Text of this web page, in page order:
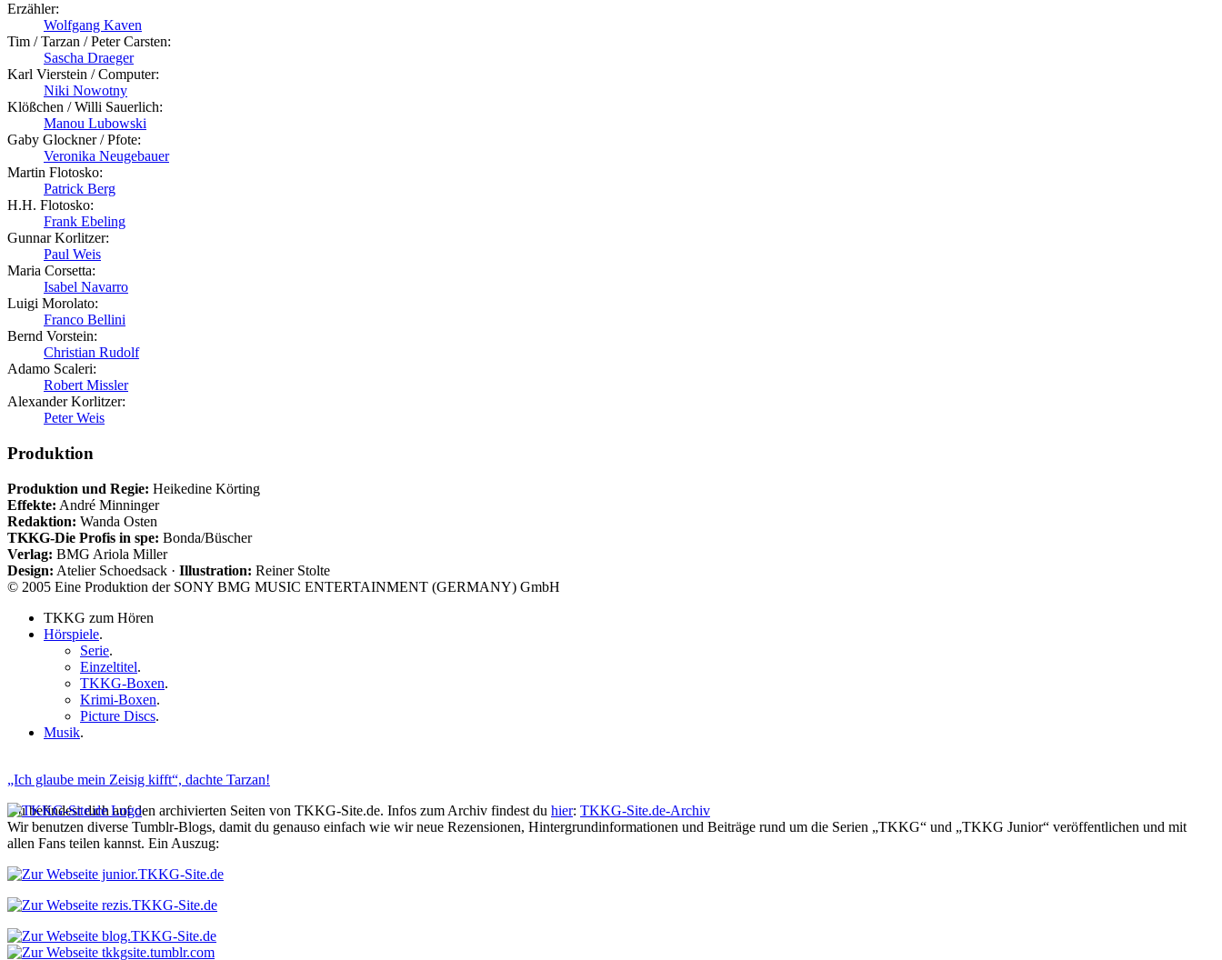
Erzähler:
Wolfgang Kaven
Tim / Tarzan / Peter Carsten:
Sascha Draeger
Karl Vierstein / Computer:
Niki Nowotny
Klößchen / Willi Sauerlich:
Manou Lubowski
Gaby Glockner / Pfote:
Veronika Neugebauer
Martin Flotosko:
Patrick Berg
H.H. Flotosko:
Frank Ebeling
Gunnar Korlitzer:
Paul Weis
Maria Corsetta:
Isabel Navarro
Luigi Morolato:
Franco Bellini
Bernd Vorstein:
Christian Rudolf
Adamo Scaleri:
Robert Missler
Alexander Korlitzer:
Peter Weis
Produktion
Produktion und Regie: Heikedine Körting
Effekte: André Minninger
Redaktion: Wanda Osten
TKKG-Die Profis in spe: Bonda/Büscher
Verlag: BMG Ariola Miller
Design: Atelier Schoedsack · Illustration: Reiner Stolte
© 2005 Eine Produktion der SONY BMG MUSIC ENTERTAINMENT (GERMANY) GmbH
TKKG zum Hören
Hörspiele.
Serie.
Einzeltitel.
TKKG-Boxen.
Krimi-Boxen.
Picture Discs.
Musik.
„Ich glaube mein Zeisig kifft“, dachte Tarzan!
Du befindest dich auf den archivierten Seiten von TKKG-Site.de. Infos zum Archiv findest du hier: TKKG-Site.de-Archiv
Wir benutzen diverse Tumblr-Blogs, damit du genauso einfach wie wir neue Rezensionen, Hintergrundinformationen und Beiträge rund um die Serien „TKKG“ und „TKKG Junior“ veröffentlichen und mit
allen Fans teilen kannst. Ein Auszug: